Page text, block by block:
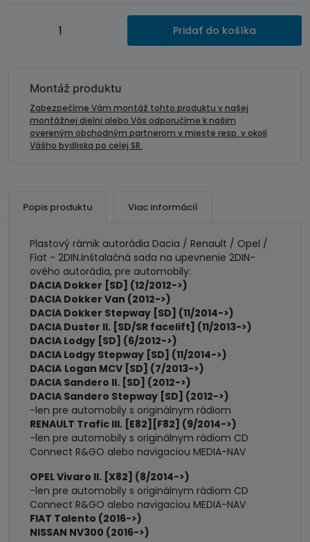
množstvo
Dacia
Renault
Pridať do košíka
Montáž produktu
Zabezpečíme Vám montáž tohto produktu v našej
montážnej dielni alebo Vás odporučíme k našim
overeným obchodným partnerom v mieste resp. v okolí
Vášho bydliska po celej SR.
Popis produktu Viac informácií
Plastový rámik autorádia Dacia / Renault / Opel /
Fiat - 2DIN.Inštalačná sada na upevnenie 2DIN-
ového autorádia, pre automobily:
DACIA Dokker [SD] (12/2012->)
DACIA Dokker Van (2012->)
DACIA Dokker Stepway [SD] (11/2014->)
DACIA Duster II. [SD/SR facelift] (11/2013->)
DACIA Lodgy [SD] (6/2012->)
DACIA Lodgy Stepway [SD] (11/2014->)
DACIA Logan MCV [SD] (7/2013->)
DACIA Sandero II. [SD] (2012->)
DACIA Sandero Stepway [SD] (2012->)
-len pre automobily s originálnym rádiom
RENAULT Trafic III. [E82][F82] (9/2014->)
-len pre automobily s originálnym rádiom CD
Connect R&GO alebo navigaciou MEDIA-NAV
OPEL Vivaro II. [X82] (8/2014->)
-len pre automobily s originálnym rádiom CD
Connect R&GO alebo navigaciou MEDIA-NAV
FIAT Talento (2016->)
NISSAN NV300 (2016->)